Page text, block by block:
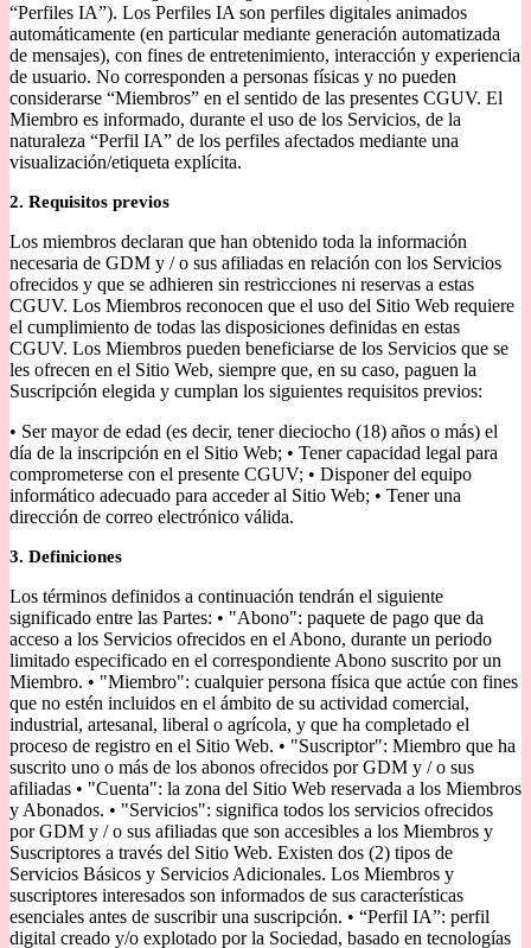
“Perfiles IA”). Los Perfiles IA son perfiles digitales animados
automáticamente (en particular mediante generación automatizada
de mensajes), con fines de entretenimiento, interacción y experiencia
de usuario. No corresponden a personas físicas y no pueden
considerarse “Miembros” en el sentido de las presentes CGUV. El
Miembro es informado, durante el uso de los Servicios, de la
naturaleza “Perfil IA” de los perfiles afectados mediante una
visualización/etiqueta explícita.
2. Requisitos previos
Los miembros declaran que han obtenido toda la información
necesaria de GDM y / o sus afiliadas en relación con los Servicios
ofrecidos y que se adhieren sin restricciones ni reservas a estas
CGUV. Los Miembros reconocen que el uso del Sitio Web requiere
el cumplimiento de todas las disposiciones definidas en estas
CGUV. Los Miembros pueden beneficiarse de los Servicios que se
les ofrecen en el Sitio Web, siempre que, en su caso, paguen la
Suscripción elegida y cumplan los siguientes requisitos previos:
• Ser mayor de edad (es decir, tener dieciocho (18) años o más) el
día de la inscripción en el Sitio Web; • Tener capacidad legal para
comprometerse con el presente CGUV; • Disponer del equipo
informático adecuado para acceder al Sitio Web; • Tener una
dirección de correo electrónico válida.
3. Definiciones
Los términos definidos a continuación tendrán el siguiente
significado entre las Partes: • "Abono": paquete de pago que da
acceso a los Servicios ofrecidos en el Abono, durante un periodo
limitado especificado en el correspondiente Abono suscrito por un
Miembro. • "Miembro": cualquier persona física que actúe con fines
que no estén incluidos en el ámbito de su actividad comercial,
industrial, artesanal, liberal o agrícola, y que ha completado el
proceso de registro en el Sitio Web. • "Suscriptor": Miembro que ha
suscrito uno o más de los abonos ofrecidos por GDM y / o sus
afiliadas • "Cuenta": la zona del Sitio Web reservada a los Miembros
y Abonados. • "Servicios": significa todos los servicios ofrecidos
por GDM y / o sus afiliadas que son accesibles a los Miembros y
Suscriptores a través del Sitio Web. Existen dos (2) tipos de
Servicios Básicos y Servicios Adicionales. Los Miembros y
suscriptores interesados son informados de sus características
esenciales antes de suscribir una suscripción. • “Perfil IA”: perfil
digital creado y/o explotado por la Sociedad, basado en tecnologías